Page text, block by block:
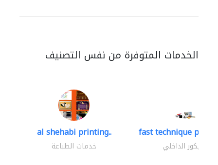
الخدمات المتوفرة من نفس التصنيف
al shehabi printing..
خدمات الطباعة
fast technique pre-
الديكور الداخلي